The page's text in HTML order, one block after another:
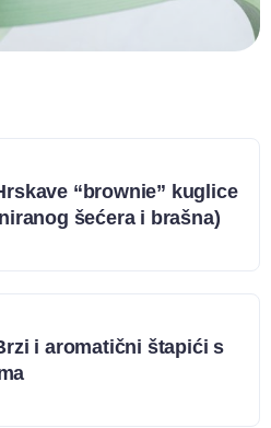
“brownie” kuglice
šećera i brašna)
i aromatični štapići s